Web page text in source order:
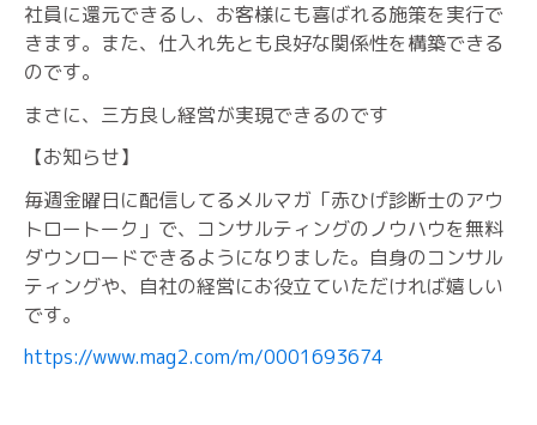
社員に還元できるし、お客様にも喜ばれる施策を実行で
きます。また、仕入れ先とも良好な関係性を構築できる
のです。
まさに、三方良し経営が実現できるのです
【お知らせ】
毎週金曜日に配信してるメルマガ「赤ひげ診断士のアウ
トロートーク」で、コンサルティングのノウハウを無料
ダウンロードできるようになりました。自身のコンサル
ティングや、自社の経営にお役立ていただければ嬉しい
です。
https://www.mag2.com/m/0001693674